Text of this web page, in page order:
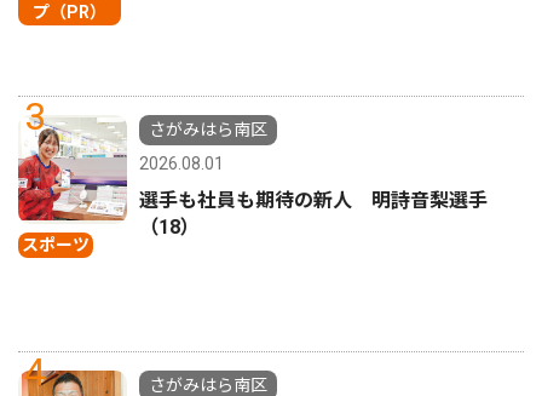
プ（PR）
3
スポーツ
さがみはら南区
2026.08.01
選手も社員も期待の新人 明詩音梨選手
（18）
4
さがみはら南区